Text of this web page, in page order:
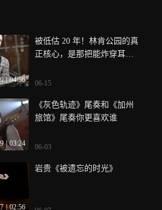
| 04:56
被低估 20 年！林肯公园的真
正核心，是那把能炸穿耳膜
06-15
| 03:24
《灰色轨迹》尾奏和《加州
旅馆》尾奏你更喜欢谁
06-03
| 02:56
岩贵《被遗忘的时光》